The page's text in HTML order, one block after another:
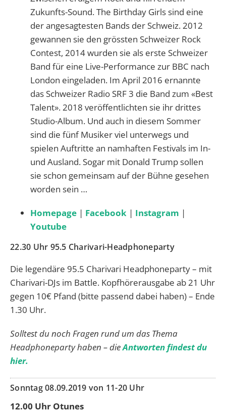
Zukunfts-Sound. The Birthday Girls sind eine
der angesagtesten Bands der Schweiz. 2012
gewannen sie den grössten Schweizer Rock
Contest, 2014 wurden sie als erste Schweizer
Band für eine Live-Performance zur BBC nach
London eingeladen. Im April 2016 ernannte
das Schweizer Radio SRF 3 die Band zum «Best
Talent». 2018 veröffentlichten sie ihr drittes
Studio-Album. Und auch in diesem Sommer
sind die fünf Musiker viel unterwegs und
spielen Auftritte an namhaften Festivals im In-
und Ausland. Sogar mit Donald Trump sollen
sie schon gemeinsam auf der Bühne gesehen
worden sein …
Homepage | Facebook | Instagram |
Youtube
22.30 Uhr 95.5 Charivari-Headphoneparty
Die legendäre 95.5 Charivari Headphoneparty – mit
Charivari-DJs im Battle. Kopfhörerausgabe ab 21 Uhr
gegen 10€ Pfand (bitte passend dabei haben) – Ende
1.30 Uhr.
Solltest du noch Fragen rund um das Thema
Headphoneparty haben – dieAntworten findest du
hier.
Sonntag 08.09.2019 von 11-20 Uhr
12.00 Uhr Otunes